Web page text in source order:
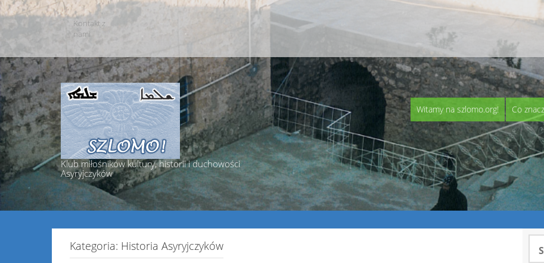
Skip
to
Kontakt z
nami
Klub miłośników kultury, historii i duchowości
Asyryjczyków
Witamy na szlomo.org! Co
Kategoria: Historia Asyryjczyków